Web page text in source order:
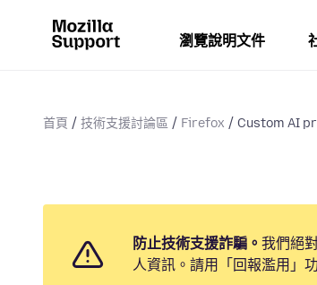
瀏覽說明文件
首頁 技術支援討論區 Firefox Custom AI
防止技術支援詐騙。 我們絕
人資訊。請用「回報濫用」